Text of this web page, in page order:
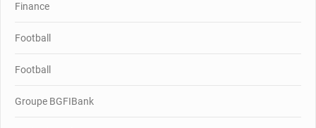
Finance
Football
Football
Groupe BGFIBank